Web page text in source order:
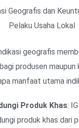
Geografis dan
Pelaku Usaha Lokal
geografis
produsen maupun
manfaat utama
Produk Khas:
produk khas dari